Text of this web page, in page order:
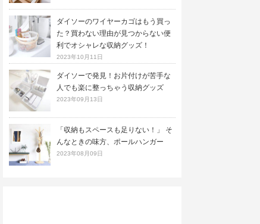
ダイソーのワイヤーカゴはもう買っ
た？買わない理由が見つからない便
利でオシャレな収納グッズ！
2023年10月11日
ダイソーで発見！お片付けが苦手な
人でも楽に整っちゃう収納グッズ
2023年09月13日
「収納もスペースも足りない！」 そ
んなときの味方、ポールハンガー
2023年08月09日